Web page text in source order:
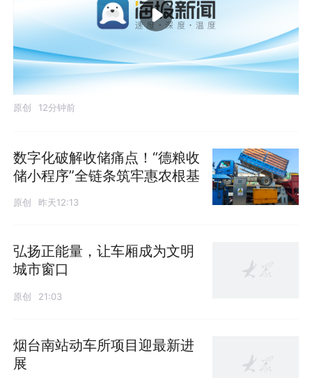
原创 12分钟前
数字化破解收储痛点！“德粮收
储小程序”全链条筑牢惠农根基
原创 昨天12:13
弘扬正能量，让车厢成为文明
城市窗口
原创 21:03
烟台南站动车所项目迎最新进
展